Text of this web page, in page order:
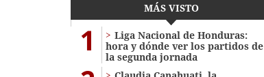
MÁS VISTO
1
Liga Nacional de Honduras:
hora y dónde ver los partidos de
la segunda jornada